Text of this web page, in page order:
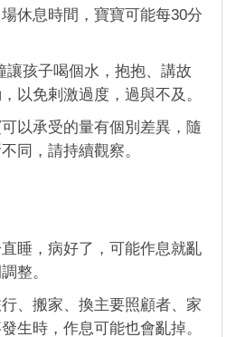
休息時間，寶寶可能每30分
讓孩子喝個水，抱抱、講故
以免剌激過度，過與不及。
以承受的量有個別差異，隨
同，請持續觀察。
睡，病好了，可能作息就亂
整。
、搬家、換主要照顧者、家
生時，作息可能也會亂掉。